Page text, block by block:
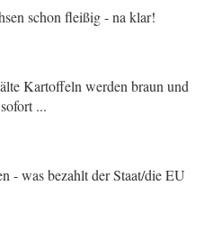
schon fleißig - na klar!
Kartoffeln werden braun und
...
- was bezahlt der Staat/die EU